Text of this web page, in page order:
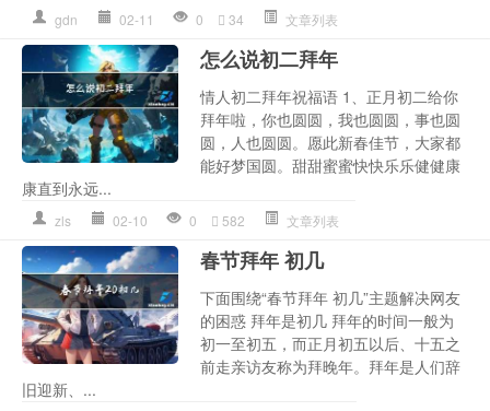
gdn 02-11 0 34 文章列表
怎么说初二拜年
情人初二拜年祝福语 1、正月初二给你
拜年啦，你也圆圆，我也圆圆，事也圆
圆，人也圆圆。愿此新春佳节，大家都
能好梦国圆。甜甜蜜蜜快快乐乐健健康
康直到永远...
zls 02-10 0 582 文章列表
春节拜年 初几
下面围绕“春节拜年 初几”主题解决网友
的困惑 拜年是初几 拜年的时间一般为
初一至初五，而正月初五以后、十五之
前走亲访友称为拜晚年。拜年是人们辞
旧迎新、...